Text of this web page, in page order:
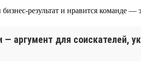
результат и нравится команде —
аргумент для соискателей,